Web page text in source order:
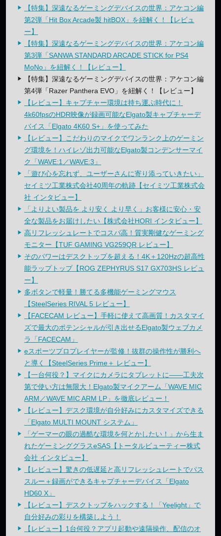
【特集】深遠なるゲーミングデバイスの世界：アケコン編
第2弾「Hit Box Arcade製 hitBOX」を紐解く！【レビュ
ー】
【特集】深遠なるゲーミングデバイスの世界：アケコン編
第3弾「SANWA STANDARD ARCADE STICK for PS4
MoNo」を紐解く！【レビュー】
【特集】深遠なるゲーミングデバイスの世界：アケコン編
第4弾「Razer Panthera EVO」を紐解く！【レビュー】
【レビュー】キャプチャー環境は持ち運ぶ時代に！
4k60fpsのHDR映像が録画可能なElgato製キャプチャーデ
バイス「Elgato 4K60 S+」を使ってみた
【レビュー】こだわりのマイクでワンランク上のゲーミン
グ環境を！ハイレゾ出力可能なElgato製コンデンサーマイ
ク「WAVE:1／WAVE:3」
「遊び心を忘れず、ユーザーさんに寄り添っていきたい」
セイミツ工業株式会社40周年の軌跡【セイミツ工業株式会
社 インタビュー】
「よりよい製品を より安く より早く」お客様に安心・安
全な製品をお届けしたい【株式会社HORI インタビュー】
高リフレッシュレートでコスパ高！質実剛健なゲーミング
モニター【TUF GAMING VG259QR レビュー】
そのパワーはデスクトップを超える！4K＋120Hzの超高性
能ラップトップ【ROG ZEPHYRUS S17 GX703HS レビュ
ー】
多ボタンで軽量！勝てる多機能ゲーミングマウス
【SteelSeries RIVAL 5 レビュー】
【FACECAM レビュー】手軽に使えて高画質！カスタマイ
ズで最大のポテンシャルが引き出せるElgato製ウェブカメ
ラ「FACECAM」
eスポーツプロプレイヤーが監修！抜群の操作性が勝利へ
と導く【SteelSeries Prime＋ レビュー】
【一台何役？】マイクにカメラにタブレットに——工夫次
第で使い方は無限大！Elgato製マイクアーム「WAVE MIC
ARM／WAVE MIC ARM LP」を徹底レビュー！
【レビュー】デスク環境が自分好みにカスタマイズできる
「Elgato MULTI MOUNT システム」
「ゲーマーの眼の過酷な環境を何とかしたい！」から生ま
れたゲーミンググラスeSAS【トータルビューティー株式
会社 インタビュー】
【レビュー】驚きの低遅延と高リフレッシュレートでパス
スルー＋録画ができるキャプチャーデバイス「Elgato
HD60 X」
【レビュー】デスクトップをハックする！「Yeelight」で
自分好みの彩りを構築しよう！
【レビュー】1台何役？アプリ起動や遠隔操作、配信のオ